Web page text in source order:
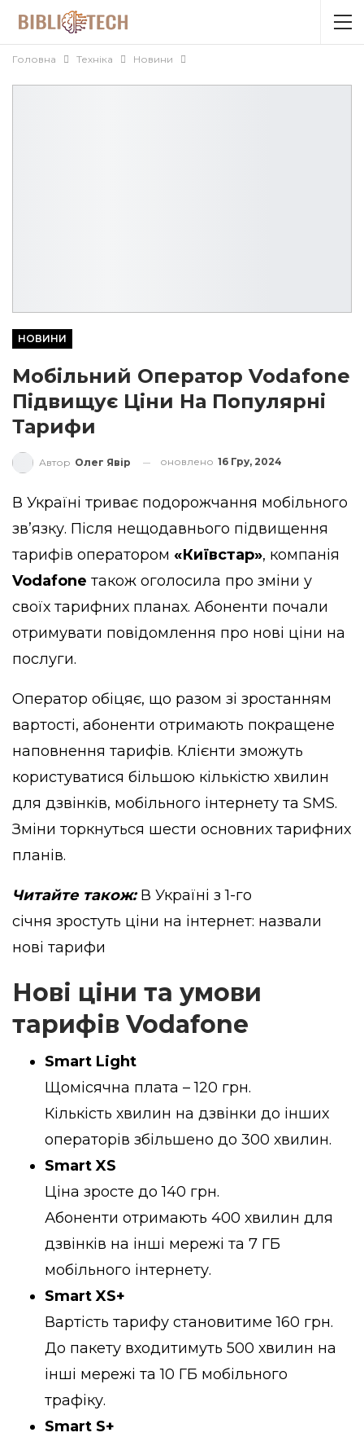
Головна Техніка Новини
НОВИНИ
Мобільний Оператор Vodafone
Підвищує Ціни На Популярні
Тарифи
Автор Олег Явір оновлено 16 Гру, 2024
В Україні триває подорожчання мобільного
зв’язку. Після нещодавнього підвищення
тарифів оператором «Київстар», компанія
Vodafone також оголосила про зміни у
своїх тарифних планах. Абоненти почали
отримувати повідомлення про нові ціни на
послуги.
Оператор обіцяє, що разом зі зростанням
вартості, абоненти отримають покращене
наповнення тарифів. Клієнти зможуть
користуватися більшою кількістю хвилин
для дзвінків, мобільного інтернету та SMS.
Зміни торкнуться шести основних тарифних
планів.
Читайте також:В Україні з 1-го
січня зростуть ціни на інтернет: назвали
нові тарифи
Нові ціни та умови
тарифів Vodafone
Smart Light
Щомісячна плата – 120 грн.
Кількість хвилин на дзвінки до інших
операторів збільшено до 300 хвилин.
Smart XS
Ціна зросте до 140 грн.
Абоненти отримають 400 хвилин для
дзвінків на інші мережі та 7 ГБ
мобільного інтернету.
Smart XS+
Вартість тарифу становитиме 160 грн.
До пакету входитимуть 500 хвилин на
інші мережі та 10 ГБ мобільного
трафіку.
Smart S+